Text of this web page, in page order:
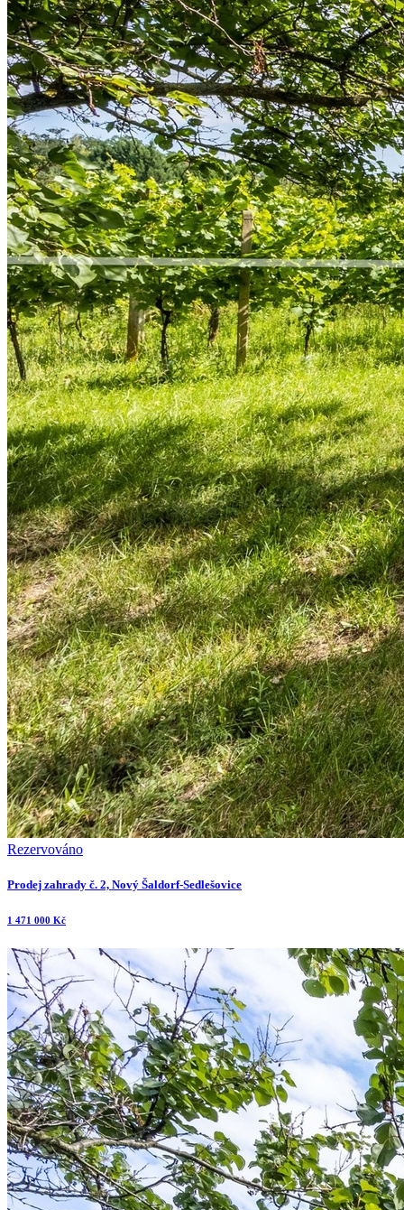
Rezervováno
Prodej zahrady č. 2, Nový Šaldorf-Sedlešovice
1 471 000 Kč